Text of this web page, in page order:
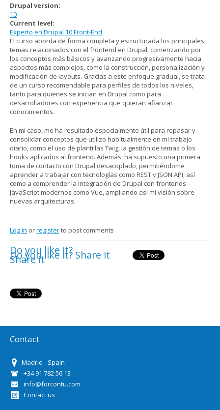
Drupal version:
10
Current level:
Experto en Drupal 10 Front-End
El curso aborda de forma completa y estructurada los principales
temas relacionados con el frontend en Drupal, comenzando por
los conceptos más básicos y avanzando progresivamente hacia
aspectos más complejos, como la construcción, personalización y
modificación de layouts. Gracias a este enfoque gradual, se trata
de un curso recomendable para perfiles de todos los niveles,
tanto para quienes se inician en Drupal como para
desarrolladores con experiencia que quieran afianzar
conocimientos.
En mi caso, me ha resultado especialmente útil para repasar y
consolidar conceptos que utilizo habitualmente en mi trabajo
diario, como el uso de plantillas Twig, la gestión de temas o los
hooks aplicados al frontend. Además, ha supuesto una primera
toma de contacto con Drupal desacoplado, permitiéndome
aprender a trabajar con tecnologías como REST y JSON:API, así
como a comprender la integración de Drupal con frontends
JavaScript modernos como Vue, ampliando así mi visión sobre
nuevas arquitecturas.
Log in orregisterto post comments
Do you like it?
Share it
Do you like it? Share it
Contact
Madrid - Spain
+34 91 782 56 13
info@forcontu.com
Contact us